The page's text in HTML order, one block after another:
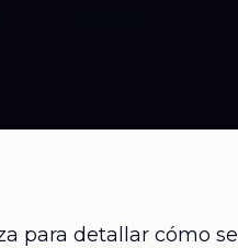
para detallar cómo se